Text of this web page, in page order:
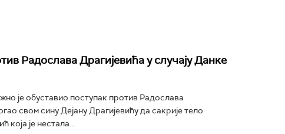
Радослава Драгијевића у случају Данке
је обуставио поступак против Радослава
свом сину Дејану Драгијевићу да сакрије тело
је нестала...